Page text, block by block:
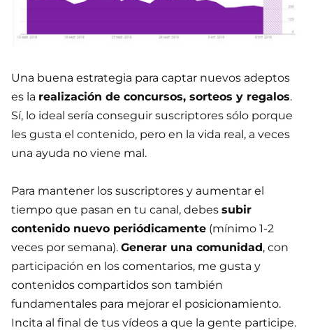
Una buena estrategia para captar nuevos adeptos
es la realización de concursos, sorteos y regalos.
Sí, lo ideal sería conseguir suscriptores sólo porque
les gusta el contenido, pero en la vida real, a veces
una ayuda no viene mal.
Para mantener los suscriptores y aumentar el
tiempo que pasan en tu canal, debes subir
contenido nuevo periódicamente (mínimo 1-2
veces por semana). Generar una comunidad, con
participación en los comentarios, me gusta y
contenidos compartidos son también
fundamentales para mejorar el posicionamiento.
Incita al final de tus vídeos a que la gente participe.